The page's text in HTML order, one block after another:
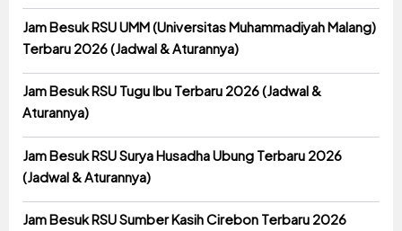
Jam Besuk RSU UMM (Universitas Muhammadiyah Malang)
Terbaru 2026 (Jadwal & Aturannya)
Jam Besuk RSU Tugu Ibu Terbaru 2026 (Jadwal &
Aturannya)
Jam Besuk RSU Surya Husadha Ubung Terbaru 2026
(Jadwal & Aturannya)
Jam Besuk RSU Sumber Kasih Cirebon Terbaru 2026